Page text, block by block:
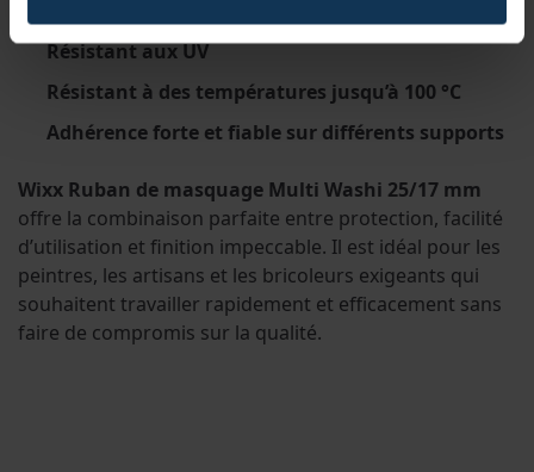
Résistant aux UV
Résistant à des températures jusqu’à 100 °C
Adhérence forte et fiable sur différents supports
Wixx Ruban de masquage Multi Washi 25/17 mm
offre la combinaison parfaite entre protection, facilité
d’utilisation et finition impeccable. Il est idéal pour les
peintres, les artisans et les bricoleurs exigeants qui
souhaitent travailler rapidement et efficacement sans
faire de compromis sur la qualité.